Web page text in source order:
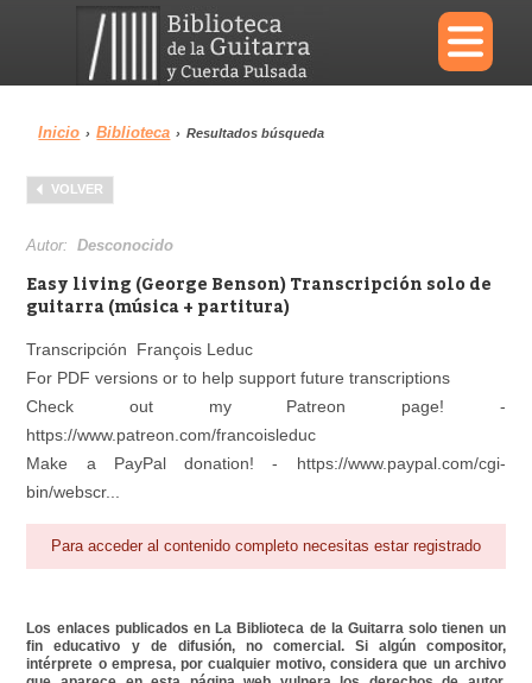
×
Menu
Biblioteca
Área personal
Inicio › Biblioteca › Resultados búsqueda
VOLVER
Autor:Desconocido
Easy living (George Benson) Transcripción solo de
guitarra (música + partitura)
Transcripción François Leduc
For PDF versions or to help support future transcriptions
Check out my Patreon page! -
https://www.patreon.com/francoisleduc
Make a PayPal donation! - https://www.paypal.com/cgi-
bin/webscr...
Para acceder al contenido completo necesitas estar registrado
Los enlaces publicados en La Biblioteca de la Guitarra solo tienen un
fin educativo y de difusión, no comercial. Si algún compositor,
intérprete o empresa, por cualquier motivo, considera que un archivo